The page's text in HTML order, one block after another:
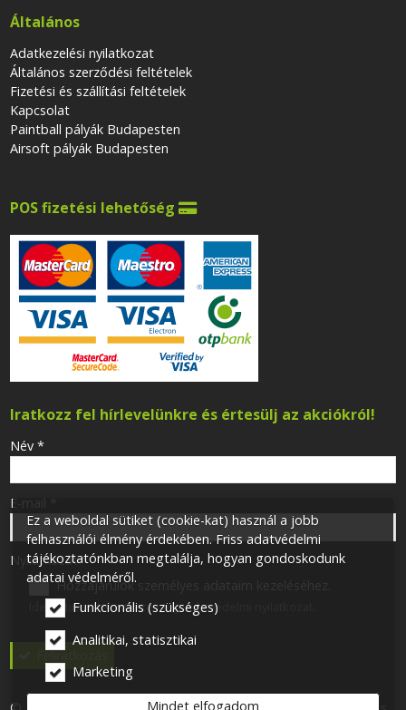
Általános
Adatkezelési nyilatkozat
Általános szerződési feltételek
Fizetési és szállítási feltételek
Kapcsolat
Paintball pályák Budapesten
Airsoft pályák Budapesten
POS fizetési lehetőség 
Iratkozz fel hírlevelünkre és értesülj az akciókról!
-
-
-
Név *
E-mail
Nyilatkozat*
Hozzájárulok személyes adataim kezeléséhez.
Ide kattintva tekinthető meg:Adatvédelmi nyilatkozat
Feliratkozás
Ez a weboldal sütiket (cookie-kat) használ a jobb
felhasználói élmény érdekében. Friss adatvédelmi
tájékoztatónkban megtalálja, hogyan gondoskodunk
adatai védelméről.
Funkcionális (szükséges)
Analitikai, statisztikai
Marketing
Mindet elfogadom